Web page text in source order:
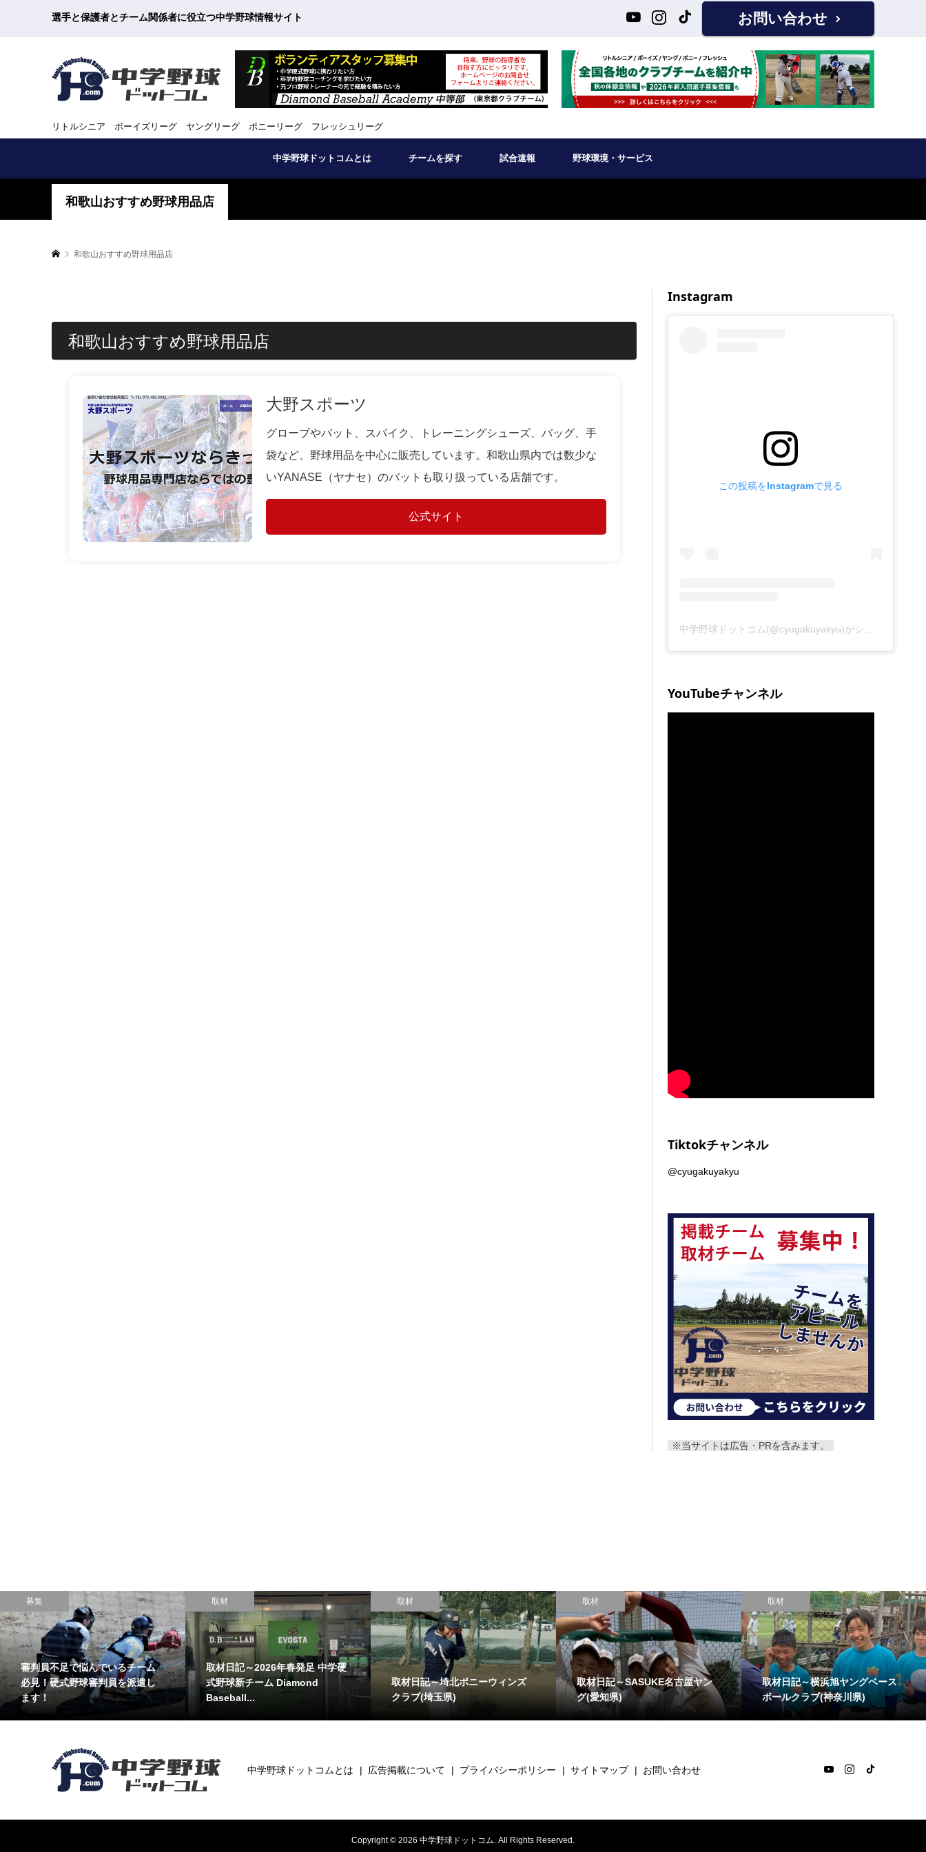
選手と保護者とチーム関係者に役立つ中学野球情報サイト お問い合わせ
リトルシニア ボーイズリーグ ヤングリーグ ポニーリーグ フレッシュリーグ
中学野球ドットコムとは チームを探す 試合速報 野球環境・サービス
和歌山おすすめ野球用品店
和歌山おすすめ野球用品店
和歌山おすすめ野球用品店
大野スポーツ
グローブやバット、スパイク、トレーニングシューズ、バッグ、手
袋など、野球用品を中心に販売しています。和歌山県内では数少な
いYANASE（ヤナセ）のバットも取り扱っている店舗です。
公式サイト
Instagram
この投稿をInstagramで見る
YouTubeチャンネル
Tiktokチャンネル
@cyugakuyakyu
※当サイトは広告・PRを含みます。
募集
審判員不足で悩んでいるチーム
必見！硬式野球審判員を派遣し
ます！
取材
取材日記～2026年春発足 中学硬
式野球新チーム Diamond
Baseball...
取材
取材日記～埼北ポニーウィンズ
クラブ(埼玉県)
取材
取材日記～SASUKE名古屋ヤン
グ(愛知県)
取材
取材日記～横浜旭ヤングベース
ボールクラブ(神奈川県)
中学野球ドットコムとは 広告掲載について プライバシーポリシー サイトマップ お問い合わせ
Copyright © 2026 中学野球ドットコム. All Rights Reserved.